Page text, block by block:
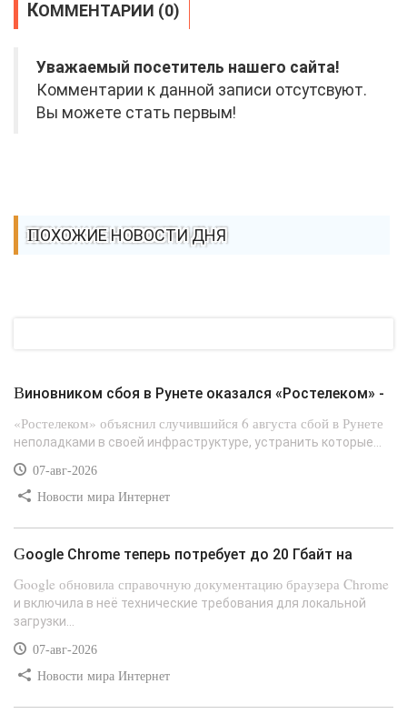
КОММЕНТАРИИ (0)
Уважаемый посетитель нашего сайта!
Комментарии к данной записи отсутсвуют.
Вы можете стать первым!
ПОХОЖИЕ НОВОСТИ ДНЯ
Виновником сбоя в Рунете оказался «Ростелеком» -
«Ростелеком» объяснил случившийся 6 августа сбой в Рунете
неполадками в своей инфраструктуре, устранить которые...
07-авг-2026
Новости мира Интернет
Google Chrome теперь потребует до 20 Гбайт на
Google обновила справочную документацию браузера Chrome
и включила в неё технические требования для локальной
загрузки...
07-авг-2026
Новости мира Интернет